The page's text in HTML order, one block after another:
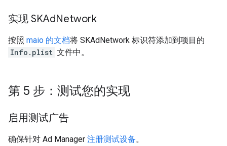
实现 SKAdNetwork
按照 maio 的文档将 SKAdNetwork 标识符添加到项目的
Info.plist 文件中。
第 5 步：测试您的实现
启用测试广告
确保针对 Ad Manager 注册测试设备。